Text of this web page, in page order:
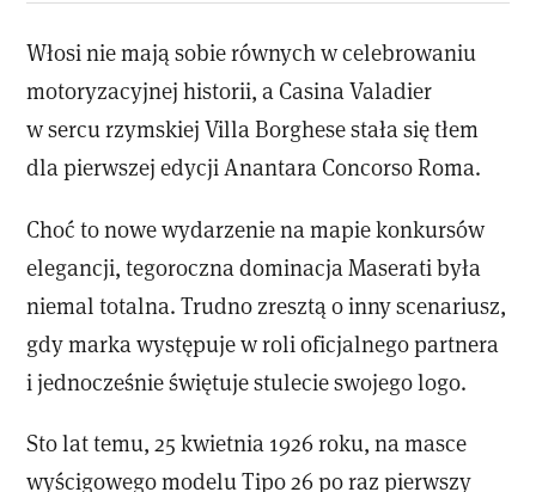
Włosi nie mają sobie równych w celebrowaniu
motoryzacyjnej historii, a Casina Valadier
w sercu rzymskiej Villa Borghese stała się tłem
dla pierwszej edycji Anantara Concorso Roma.
Choć to nowe wydarzenie na mapie konkursów
elegancji, tegoroczna dominacja Maserati była
niemal totalna. Trudno zresztą o inny scenariusz,
gdy marka występuje w roli oficjalnego partnera
i jednocześnie świętuje stulecie swojego logo.
Sto lat temu, 25 kwietnia 1926 roku, na masce
wyścigowego modelu Tipo 26 po raz pierwszy